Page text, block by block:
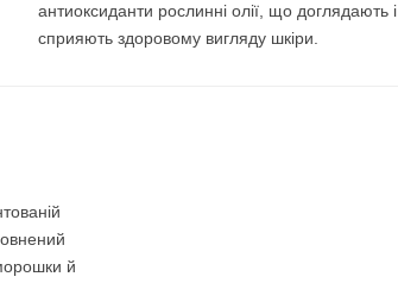
антиоксиданти рослинні олії, що доглядають і
сприяють здоровому вигляду шкіри.
й